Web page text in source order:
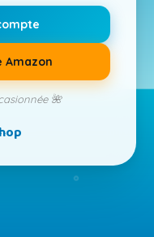
Amazon
🌺